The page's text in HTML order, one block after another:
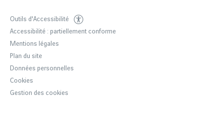
Offres d'emploi Lyon Aéroport
Groupe VINCI Airports
Développement durable
Outils d'Accessibilité
Accessibilité : partiellement conforme
Mentions légales
Plan du site
Données personnelles
Cookies
Gestion des cookies